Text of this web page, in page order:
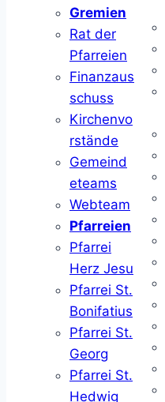
Gremien
Rat der
Pfarreien
Finanzaus
schuss
Kirchenvo
rstände
Gemeind
eteams
Webteam
Pfarreien
Pfarrei
Herz Jesu
Pfarrei St.
Bonifatius
Pfarrei St.
Georg
Pfarrei St.
Hedwig